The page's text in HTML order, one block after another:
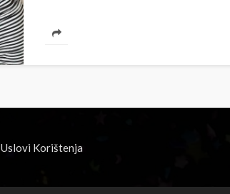
Uslovi Korištenja